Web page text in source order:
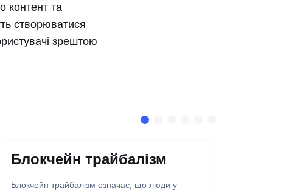
контент та
створюватися
зрештою
Блокчейн трайбалізм
Блокчейн трайбалізм означає, що люди у